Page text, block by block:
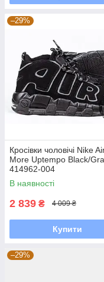
–29%
Кросівки чоловічі Nike
More Uptempo Black/
414962-004
В наявності
2 839 ₴ 4 009 ₴
Купити
–29%